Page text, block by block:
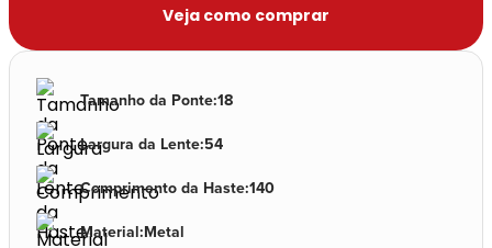
Veja como comprar
Tamanho da Ponte:18
Largura da Lente:54
Comprimento da Haste:140
Material:Metal